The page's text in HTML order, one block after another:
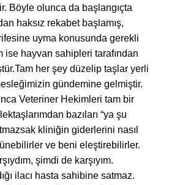
Böyle olunca da başlangıçta
haksız rekabet başlamış,
uyma konusunda gerekli
ise hayvan sahipleri tarafından
her şey düzelip taşlar yerli
gündemine gelmiştir.
Veteriner Hekimleri tam bir
bazıları “ya şu
kliniğin giderlerini nasıl
ve beni eleştirebilirler.
şimdi de karşıyım.
ilacı hasta sahibine satmaz.